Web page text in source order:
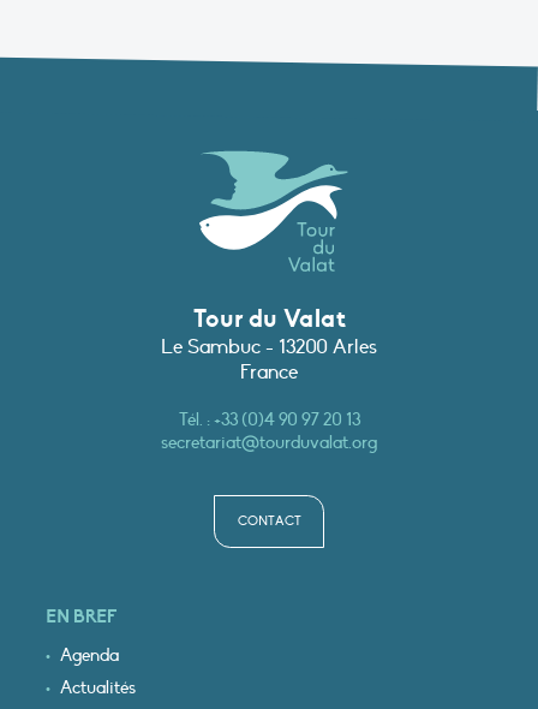
Tour du Valat
Le Sambuc - 13200 Arles
France
Tél. :+33 (0)4 90 97 20 13
secretariat@tourduvalat.org
CONTACT
EN BREF
Agenda
Actualités